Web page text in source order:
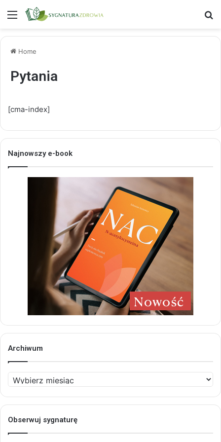
Menu
Home
Pytania
[cma-index]
Najnowszy e-book
Archiwum
Archiwum
Obserwuj sygnaturę